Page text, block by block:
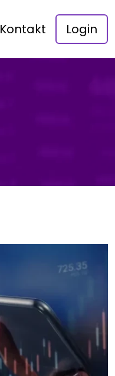
Kontakt Login